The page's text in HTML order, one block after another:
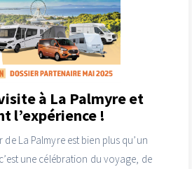
à La Palmyre et
l’expérience !
La Palmyre est bien plus qu’un
une célébration du voyage, de